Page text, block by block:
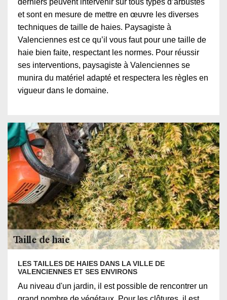
derniers peuvent intervenir sur tous types d’arbustes
et sont en mesure de mettre en œuvre les diverses
techniques de taille de haies. Paysagiste à
Valenciennes est ce qu’il vous faut pour une taille de
haie bien faite, respectant les normes. Pour réussir
ses interventions, paysagiste à Valenciennes se
munira du matériel adapté et respectera les règles en
vigueur dans le domaine.
LES TAILLES DE HAIES DANS LA VILLE DE
VALENCIENNES ET SES ENVIRONS
Au niveau d'un jardin, il est possible de rencontrer un